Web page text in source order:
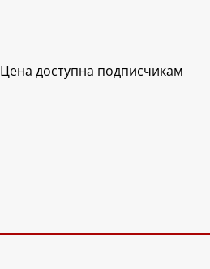
Цена доступна подписчикам